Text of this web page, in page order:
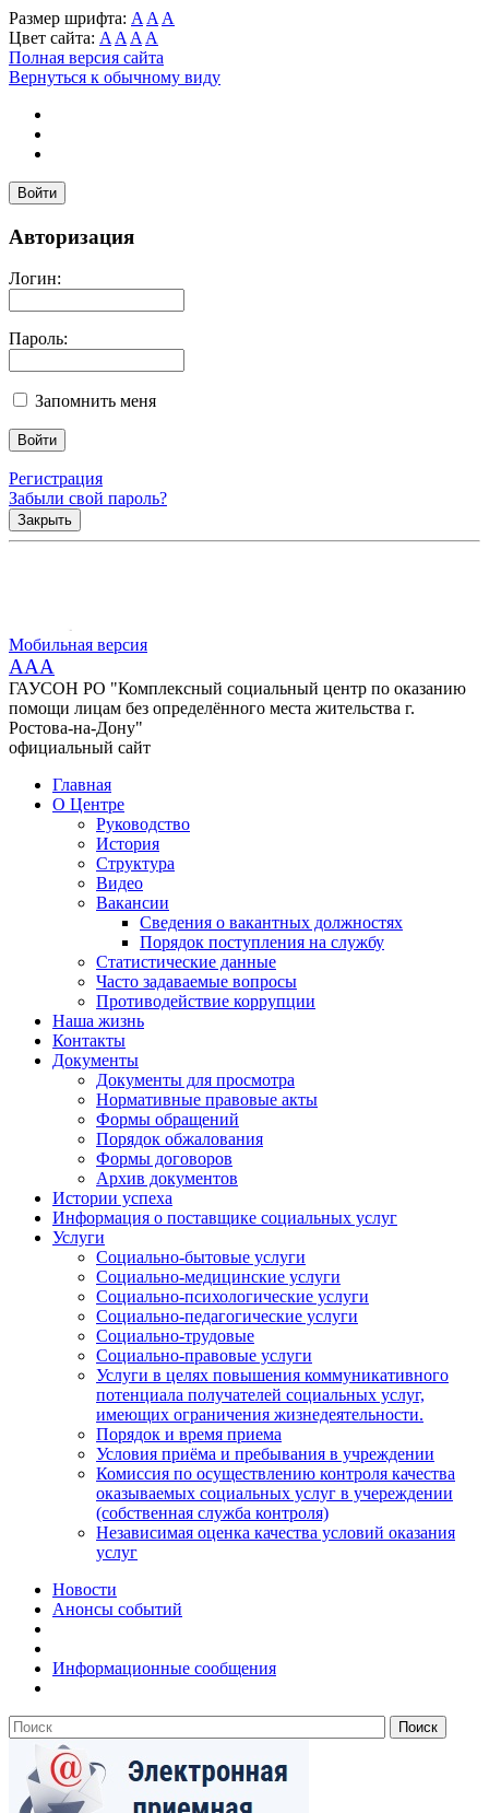
Размер шрифта: A A A
Цвет сайта: A A A A
Полная версия сайта
Вернуться к обычному виду
Войти
Авторизация
Логин:
Пароль:
Запомнить меня
Регистрация
Забыли свой пароль?
Закрыть
Мобильная версия
AAA
ГАУСОН РО "Комплексный социальный центр по оказанию
помощи лицам без определённого места жительства г.
Ростова-на-Дону"
официальный сайт
Главная
О Центре
Руководство
История
Структура
Видео
Вакансии
Сведения о вакантных должностях
Порядок поступления на службу
Статистические данные
Часто задаваемые вопросы
Противодействие коррупции
Наша жизнь
Контакты
Документы
Документы для просмотра
Нормативные правовые акты
Формы обращений
Порядок обжалования
Формы договоров
Архив документов
Истории успеха
Информация о поставщике социальных услуг
Услуги
Социально-бытовые услуги
Социально-медицинские услуги
Социально-психологические услуги
Социально-педагогические услуги
Социально-трудовые
Социально-правовые услуги
Услуги в целях повышения коммуникативного
потенциала получателей социальных услуг,
имеющих ограничения жизнедеятельности.
Порядок и время приема
Условия приёма и пребывания в учреждении
Комиссия по осуществлению контроля качества
оказываемых социальных услуг в учереждении
(собственная служба контроля)
Независимая оценка качества условий оказания
услуг
Новости
Анонсы событий
Информационные сообщения